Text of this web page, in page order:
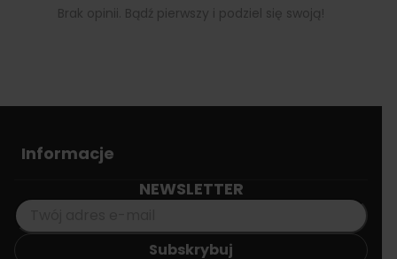
Brak opinii. Bądź pierwszy i podziel się swoją!
Informacje
NEWSLETTER